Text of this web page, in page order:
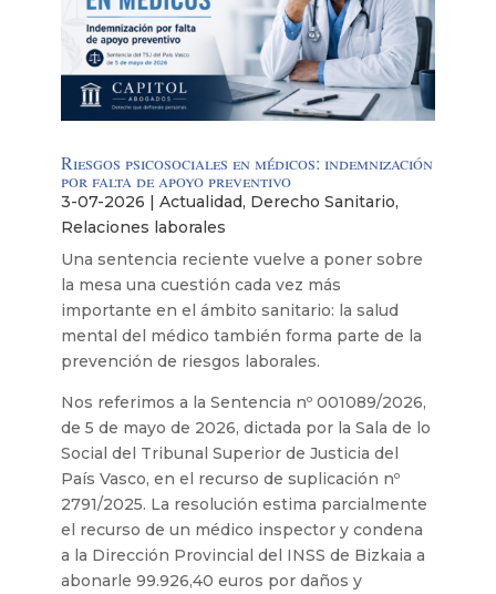
Riesgos psicosociales en médicos: indemnización
por falta de apoyo preventivo
3-07-2026 | Actualidad, Derecho Sanitario,
Relaciones laborales
Una sentencia reciente vuelve a poner sobre
la mesa una cuestión cada vez más
importante en el ámbito sanitario: la salud
mental del médico también forma parte de la
prevención de riesgos laborales.
Nos referimos a la Sentencia nº 001089/2026,
de 5 de mayo de 2026, dictada por la Sala de lo
Social del Tribunal Superior de Justicia del
País Vasco, en el recurso de suplicación nº
2791/2025. La resolución estima parcialmente
el recurso de un médico inspector y condena
a la Dirección Provincial del INSS de Bizkaia a
abonarle 99.926,40 euros por daños y